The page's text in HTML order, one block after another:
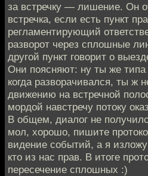
за встречку — лишение. Он
встречка, если есть пункт
регламентирующий
разворот через сплошные
другой пункт говорит о
Они поясняют: ну ты же типа
когда разворачивался, ты ж
движению на встречной
мордой навстречу потоку
В общем, диалог не
мол, хорошо, пишите
видение событий, а я
кто из нас прав. В итоге
пересечение сплошных :)